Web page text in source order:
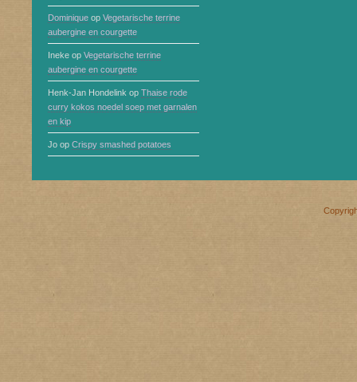
Dominique op Vegetarische terrine
aubergine en courgette
Ineke op Vegetarische terrine
aubergine en courgette
Henk-Jan Hondelink op Thaise rode
curry kokos noedel soep met garnalen
en kip
Jo op Crispy smashed potatoes